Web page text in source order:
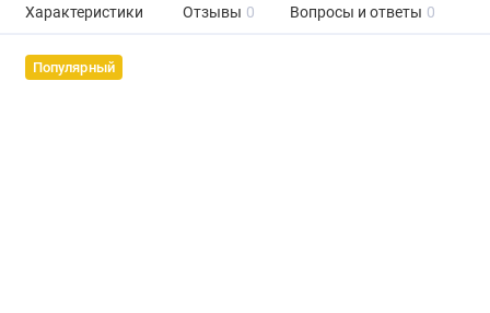
Характеристики Отзывы 0 Вопросы и ответы 0
Популярный